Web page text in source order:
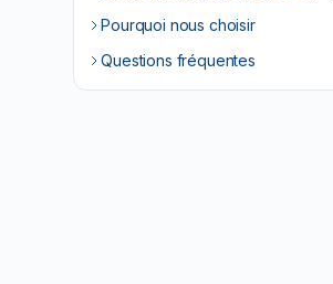
Pourquoi nous choisir
Questions fréquentes